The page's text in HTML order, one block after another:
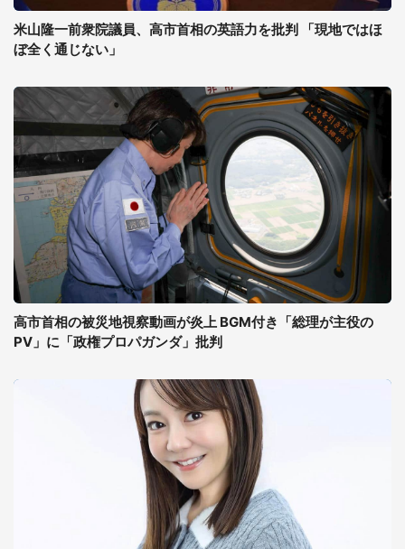
米山隆一前衆院議員、高市首相の英語力を批判 「現地ではほ
ぼ全く通じない」
高市首相の被災地視察動画が炎上 BGM付き「総理が主役の
PV」に「政権プロパガンダ」批判